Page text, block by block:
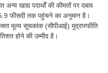
खाद्य पदार्थों की कीमतों पर दबाव
फीसदी तक पहुंचने का अनुमान है।
मूल्य सूचकांक (सीपीआई) मुद्रास्फीति
होने की उम्मीद है।